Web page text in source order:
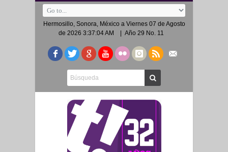
Hermosillo, Sonora, México a Viernes 07 de Agosto
de 2026 3:37:04 AM
| Año 29 No. 11